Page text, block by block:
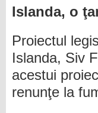
Islanda, o
Proiectul
Islanda, Siv
acestui
renunţe la